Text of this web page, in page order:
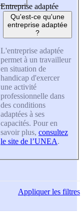
Entreprise adaptée
Qu'est-ce qu'une
entreprise adaptée
?
L'entreprise adaptée
permet à un travailleur
en situation de
handicap d'exercer
une activité
professionnelle dans
des conditions
adaptées à ses
capacités. Pour en
savoir plus, consultez
le site de l’UNEA.
Appliquerles filtres